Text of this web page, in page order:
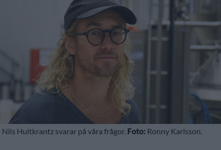
Nils Hultkrantz svarar på våra frågor. Foto: Ronny Karlsson.